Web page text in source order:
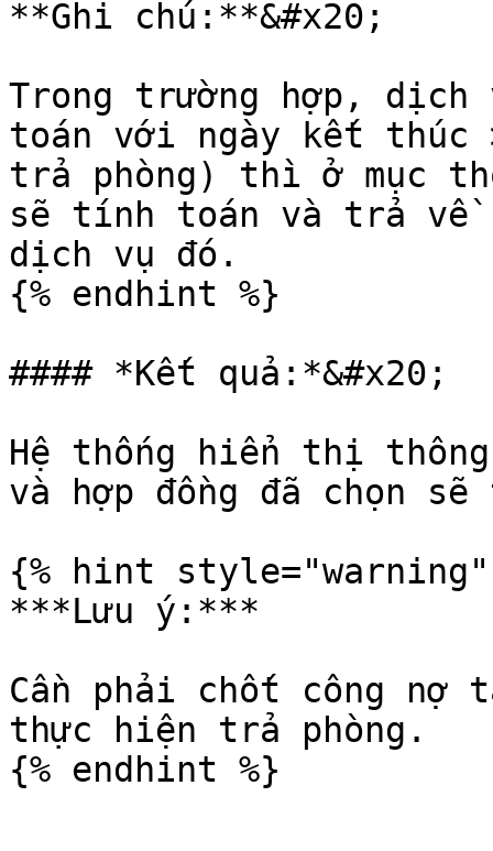
**Ghi chú:**&#x20;
Trong trường hợp, dịch
toán với ngày kết thúc
trả phòng) thì ở mục
sẽ tính toán và trả về
dịch vụ đó.
{% endhint %}
#### *Kết quả:*&#x20;
Hệ thống hiển thị
và hợp đồng đã chọn
{% hint style="warning"
***Lưu ý:***
Cần phải chốt công
thực hiện trả phòng.